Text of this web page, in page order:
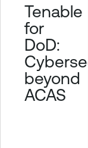
Tenable
for
DoD:
beyond
ACAS